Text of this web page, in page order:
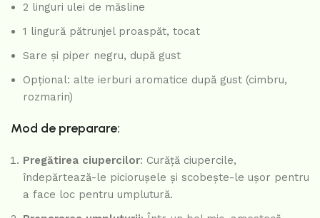
2 linguri ulei de măsline
1 lingură pătrunjel proaspăt, tocat
Sare și piper negru, după gust
Opțional: alte ierburi aromatice după gust (cimbru,
rozmarin)
Mod de preparare:
Pregătirea ciupercilor: Curăță ciupercile,
îndepărtează-le piciorușele și scobește-le ușor pentru
a face loc pentru umplutură.